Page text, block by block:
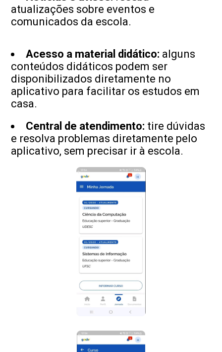
atualizações sobre eventos e
comunicados da escola.
Acesso a material didático: alguns
conteúdos didáticos podem ser
disponibilizados diretamente no
aplicativo para facilitar os estudos em
casa.
Central de atendimento: tire dúvidas
e resolva problemas diretamente pelo
aplicativo, sem precisar ir à escola.